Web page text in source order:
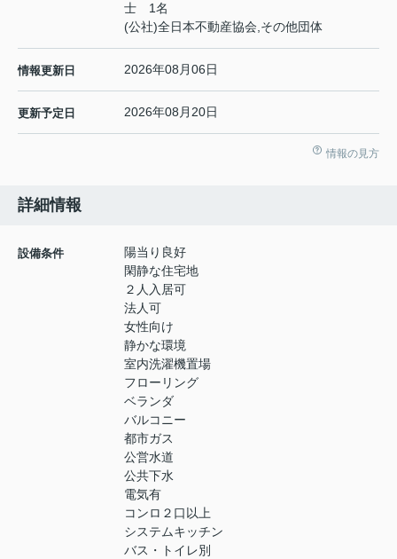
士 1名
(公社)全日本不動産協会,その他団体
情報更新日 2026年08月06日
更新予定日 2026年08月20日
情報の見方
詳細情報
設備条件
陽当り良好
閑静な住宅地
２人入居可
法人可
女性向け
静かな環境
室内洗濯機置場
フローリング
ベランダ
バルコニー
都市ガス
公営水道
公共下水
電気有
コンロ２口以上
システムキッチン
バス・トイレ別